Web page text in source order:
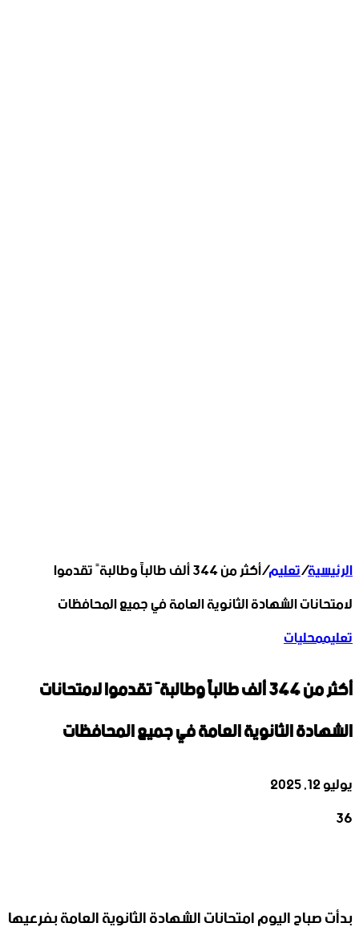
الرئيسية/تعليم/
أكثر من 344 ألف طالباً وطالبةً تقدموا
لامتحانات الشهادة الثانوية العامة في جميع المحافظات
تعليممحليات
أكثر من 344 ألف طالباً وطالبةً تقدموا لامتحانات
الشهادة الثانوية العامة في جميع المحافظات
يوليو 12, 2025
36
بدأت صباح اليوم امتحانات الشهادة الثانوية العامة بفرعيها